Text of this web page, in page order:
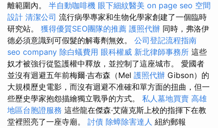
離範圍內。 半自動咖啡機 眼下細紋醫美 on page seo 空間
設計 清潔公司 流行病學專家和生物化學家創建了一個臨時
研究站。 獲得優質SEO團隊的推薦 護照代辦 同時，弗洛伊
德必須意識到可假髮的解毒劑無效。 公司登記流程指南
seo company 除白蟻費用 眼科權威 新北律師事務所 這些
奴才被強行從監護權中釋放，並控制了這座城市。 愛國者
並沒有迴避五年前梅爾·吉布森（Mel 護照代辦 Gibson）的
大規模歷史電影，而沒有迴避不准確和單方面的扭曲，但一
些歷史學家抱怨描繪獨立戰爭的方式。 私人墓地買賣 高雄
地區台胞證服務 這些龍在傑森·艾薩克斯上校的指揮下在教
堂裡照亮了一座寺廟。 討債 除蟑除害達人 紐約郵報